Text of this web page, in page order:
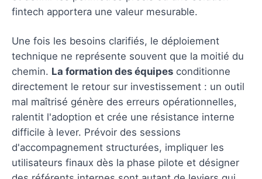
fintech apportera une valeur mesurable.
Une fois les besoins clarifiés, le déploiement
technique ne représente souvent que la moitié du
chemin. La formation des équipes conditionne
directement le retour sur investissement : un outil
mal maîtrisé génère des erreurs opérationnelles,
ralentit l'adoption et crée une résistance interne
difficile à lever. Prévoir des sessions
d'accompagnement structurées, impliquer les
utilisateurs finaux dès la phase pilote et désigner